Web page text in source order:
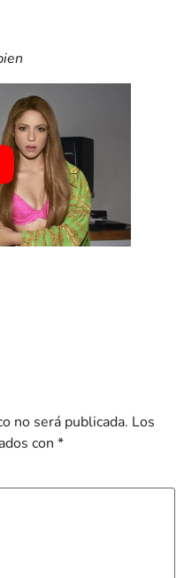
no será publicada. Los
con *